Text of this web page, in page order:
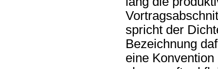
spricht der
Bezeichnung
eine